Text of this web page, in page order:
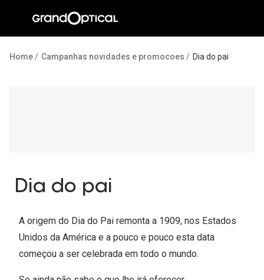
conteúdo
A
Ayres
Home Campanhas novidades e promocoes Dia do pai
Dia do pai
A origem do Dia do Pai remonta a 1909, nos Estados
Unidos da América e a pouco e pouco esta data
começou a ser celebrada em todo o mundo.